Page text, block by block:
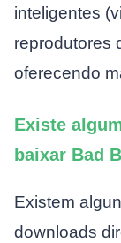
inteligentes
reprodutores
oferecendo
Existe
baixar Bad
Existem
downloads